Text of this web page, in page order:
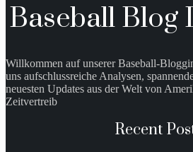
Baseball Blog
Willkommen auf unserer Baseball-
uns aufschlussreiche Analysen,
neuesten Updates aus der Welt von
Zeitvertreib
Recent